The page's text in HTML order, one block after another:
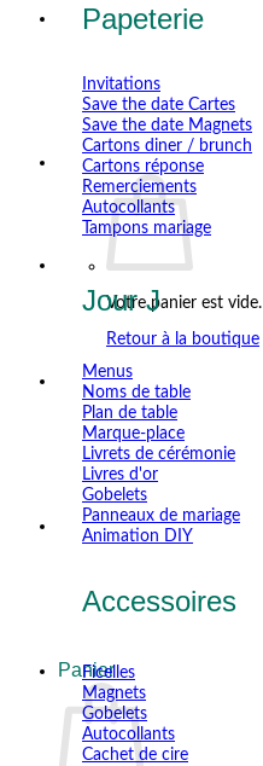
Votre panier est vide.
Retour à la boutique
Panier
Papeterie
Invitations
Save the date Cartes
Save the date Magnets
Cartons diner / brunch
Cartons réponse
Remerciements
Autocollants
Tampons mariage
Jour J
Menus
Noms de table
Plan de table
Marque-place
Livrets de cérémonie
Livres d'or
Gobelets
Panneaux de mariage
Animation DIY
Accessoires
Ficelles
Magnets
Gobelets
Autocollants
Cachet de cire